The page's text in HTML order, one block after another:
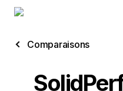
Comparaisons